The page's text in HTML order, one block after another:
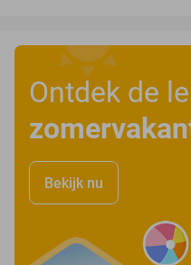
Ontdek de
Bekijk nu